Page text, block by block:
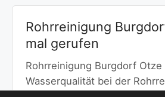
Rohrreinigung
mal gerufen
Rohrreinigung Burgdorf
Wasserqualität bei der